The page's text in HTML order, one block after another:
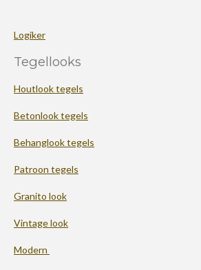
Logiker
Tegellooks
Houtlook tegels
Betonlook tegels
Behanglook tegels
Patroon tegels
Granito look
Vintage look
Modern